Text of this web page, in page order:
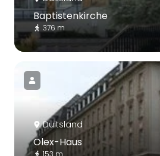
Baptistenkirche
376 m
Duitsland
Olex-Haus
153 m